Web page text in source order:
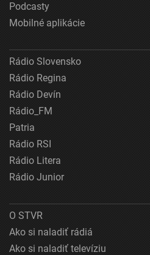
Podcasty
Mobilné aplikácie
Rádio Slovensko
Rádio Regina
Rádio Devín
Rádio_FM
Patria
Rádio RSI
Rádio Litera
Rádio Junior
O STVR
Ako si naladiť rádiá
Ako si naladiť televíziu